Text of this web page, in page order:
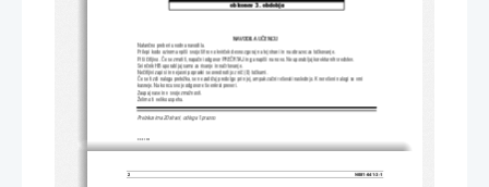
NAVODILA U^ENCU
Natan~no preberi uvodna navodila.
Prilepi kodo oziroma vpi{i svojo {ifro v okvir~ek desno zgoraj na tej strani in na obrazec za to~kovanje.
Pi{i ~itljivo. ^e se zmoti{, napa~ni odgovor PRE^RTAJ in ga napi{i na novo. Ne uporabljaj korekturnih sredstev.
Svin~nik HB uporabljaj samo za risanje in na~rtovanje.
Ne~itljivi zapisi in nejasni popravki se ovrednotijo z ni~ (0) to~kami.
^e se ti zdi naloga prete`ka, se ne zadr`uj predolgo pri njej, ampak za~ni re{evati naslednjo. K nere{eni nalogi se vrni
kasneje. Na koncu svoje odgovore {e enkrat preveri.
Zaupaj vase in v svoje zmo`nosti.
@elimo ti veliko uspeha.
Preizkus ima 20 strani, od tega 1 prazno.
© RIC 2008
ob koncu 3. obdobja
2 N081-641-3-1